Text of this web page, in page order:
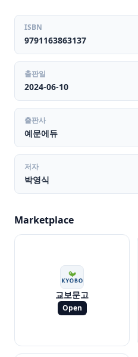
ISBN
9791163863137
출판일
2024-06-10
출판사
예문에듀
저자
박영식
Marketplace
교보문고
Open